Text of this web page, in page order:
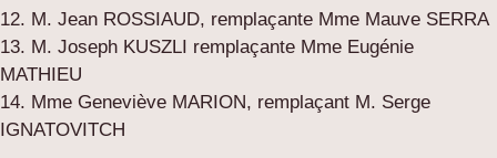
12. M. Jean ROSSIAUD, remplaçante Mme Mauve SERRA
13. M. Joseph KUSZLI remplaçante Mme Eugénie
MATHIEU
14. Mme Geneviève MARION, remplaçant M. Serge
IGNATOVITCH